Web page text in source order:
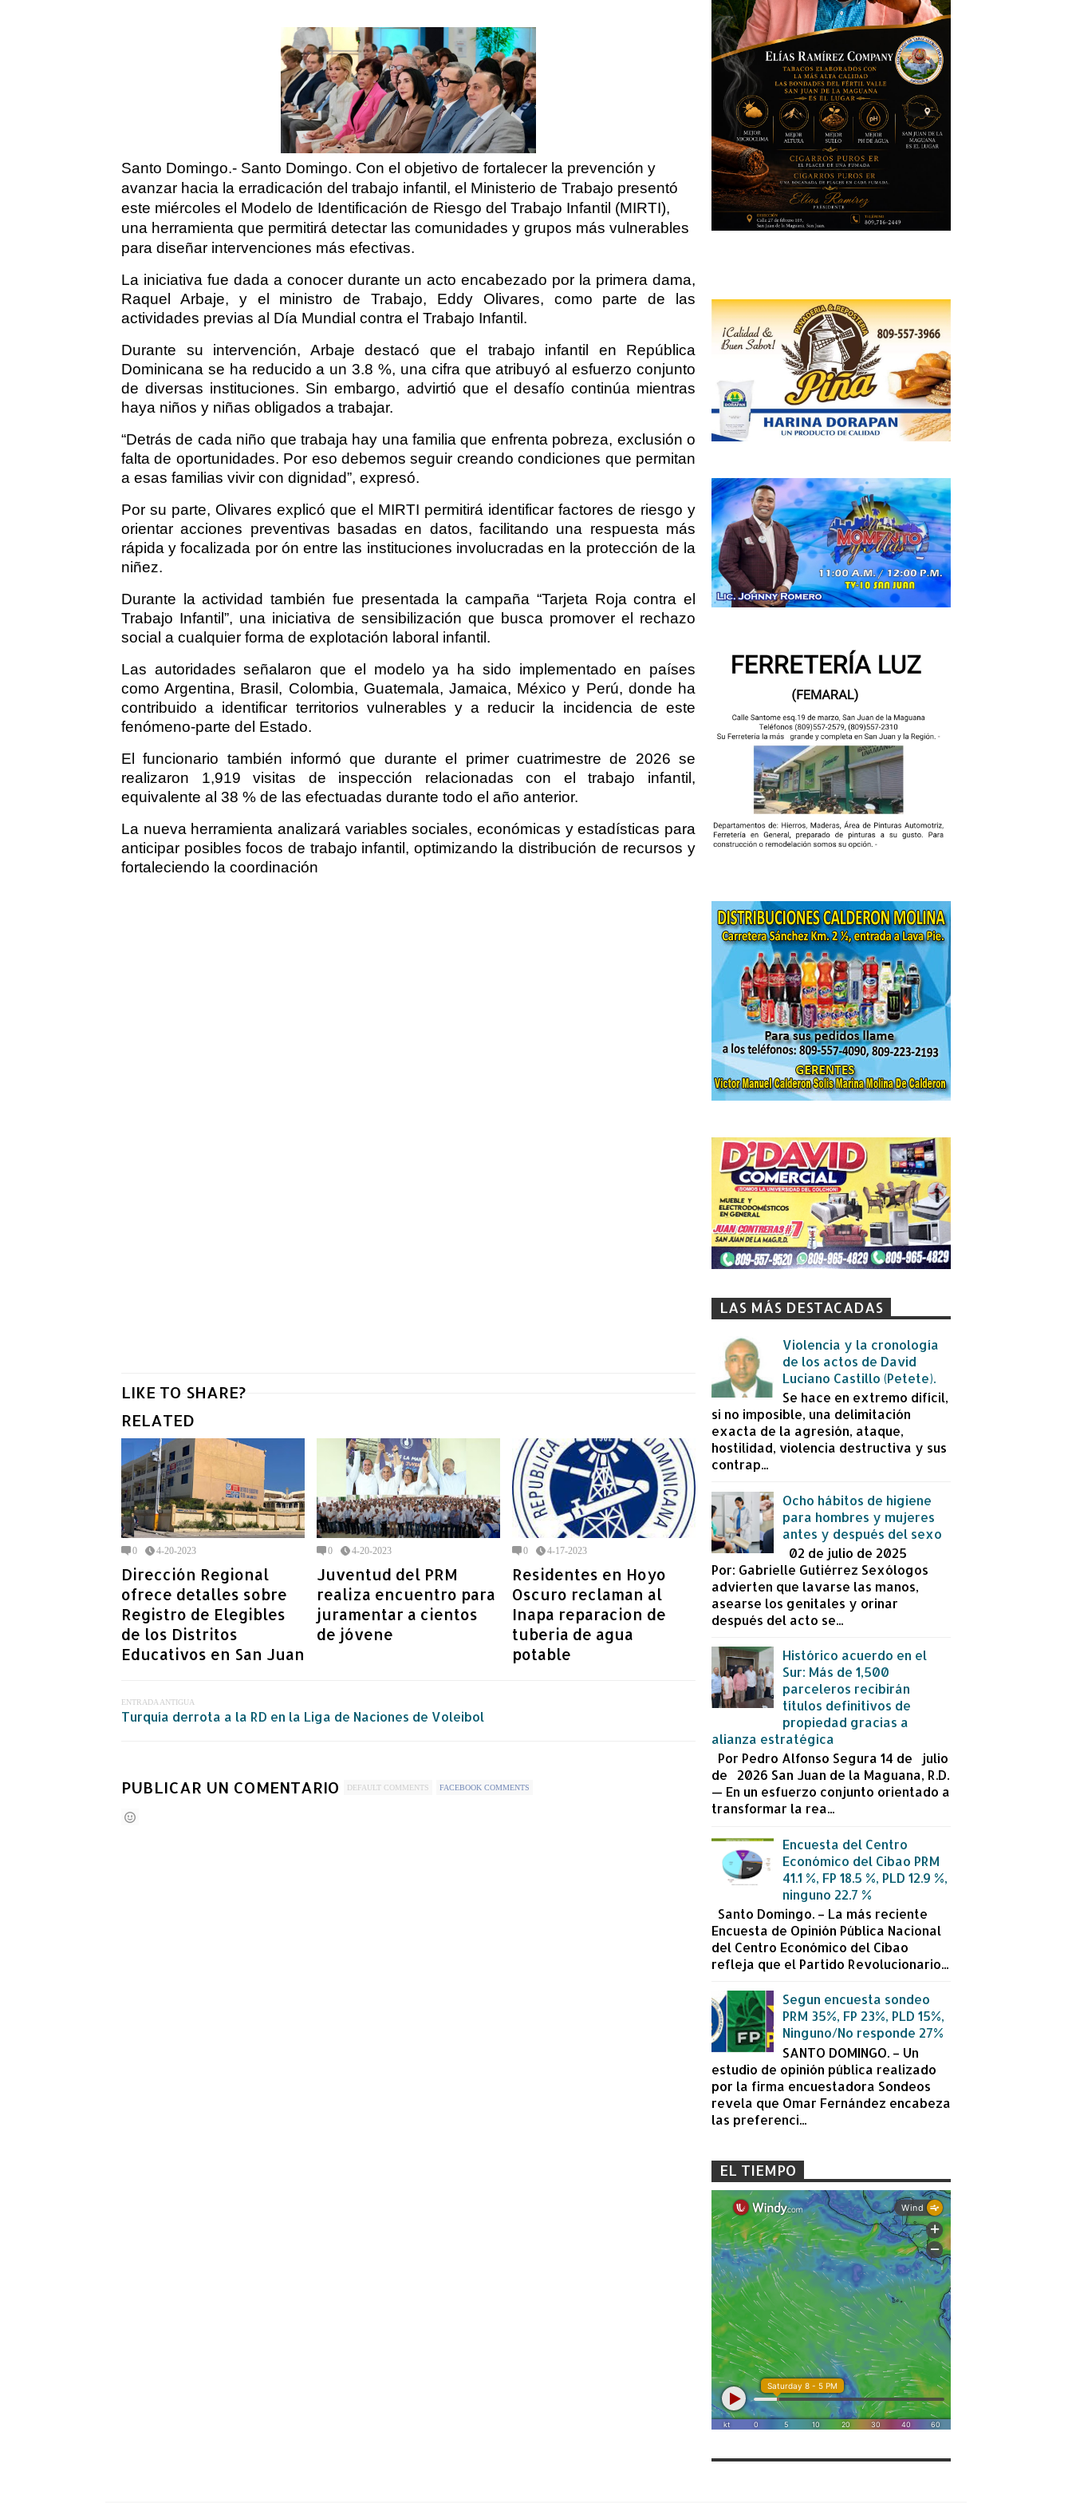
Santo Domingo.- Santo Domingo. Con el objetivo de fortalecer la prevención y
avanzar hacia la erradicación del trabajo infantil, el Ministerio de Trabajo presentó
este miércoles el Modelo de Identificación de Riesgo del Trabajo Infantil (MIRTI),
una herramienta que permitirá detectar las comunidades y grupos más vulnerables
para diseñar intervenciones más efectivas.
La iniciativa fue dada a conocer durante un acto encabezado por la primera dama,
Raquel Arbaje, y el ministro de Trabajo, Eddy Olivares, como parte de las
actividades previas al Día Mundial contra el Trabajo Infantil.
Durante su intervención, Arbaje destacó que el trabajo infantil en República
Dominicana se ha reducido a un 3.8 %, una cifra que atribuyó al esfuerzo conjunto
de diversas instituciones. Sin embargo, advirtió que el desafío continúa mientras
haya niños y niñas obligados a trabajar.
“Detrás de cada niño que trabaja hay una familia que enfrenta pobreza, exclusión o
falta de oportunidades. Por eso debemos seguir creando condiciones que permitan
a esas familias vivir con dignidad”, expresó.
Por su parte, Olivares explicó que el MIRTI permitirá identificar factores de riesgo y
orientar acciones preventivas basadas en datos, facilitando una respuesta más
rápida y focalizada por ón entre las instituciones involucradas en la protección de la
niñez.
Durante la actividad también fue presentada la campaña “Tarjeta Roja contra el
Trabajo Infantil”, una iniciativa de sensibilización que busca promover el rechazo
social a cualquier forma de explotación laboral infantil.
Las autoridades señalaron que el modelo ya ha sido implementado en países
como Argentina, Brasil, Colombia, Guatemala, Jamaica, México y Perú, donde ha
contribuido a identificar territorios vulnerables y a reducir la incidencia de este
fenómeno-parte del Estado.
El funcionario también informó que durante el primer cuatrimestre de 2026 se
realizaron 1,919 visitas de inspección relacionadas con el trabajo infantil,
equivalente al 38 % de las efectuadas durante todo el año anterior.
La nueva herramienta analizará variables sociales, económicas y estadísticas para
anticipar posibles focos de trabajo infantil, optimizando la distribución de recursos y
fortaleciendo la coordinación
LIKE TO SHARE?
RELATED
0 4-20-2023
Dirección Regional
ofrece detalles sobre
Registro de Elegibles
de los Distritos
Educativos en San Juan
0 4-20-2023
Juventud del PRM
realiza encuentro para
juramentar a cientos
de jóvene
0 4-17-2023
Residentes en Hoyo
Oscuro reclaman al
Inapa reparacion de
tuberia de agua
potable
ENTRADA ANTIGUA
Turquía derrota a la RD en la Liga de Naciones de Voleibol
PUBLICAR UN COMENTARIO DEFAULT COMMENTS FACEBOOK COMMENTS
LAS MÁS DESTACADAS
Violencia y la cronología
de los actos de David
Luciano Castillo (Petete).
Se hace en extremo difícil,
si no imposible, una delimitación
exacta de la agresión, ataque,
hostilidad, violencia destructiva y sus
contrap...
Ocho hábitos de higiene
para hombres y mujeres
antes y después del sexo
02 de julio de 2025
Por: Gabrielle Gutiérrez Sexólogos
advierten que lavarse las manos,
asearse los genitales y orinar
después del acto se...
Histórico acuerdo en el
Sur: Más de 1,500
parceleros recibirán
títulos definitivos de
propiedad gracias a
alianza estratégica
Por Pedro Alfonso Segura 14 de julio
de 2026 San Juan de la Maguana, R.D.
— En un esfuerzo conjunto orientado a
transformar la rea...
Encuesta del Centro
Económico del Cibao PRM
41.1 %, FP 18.5 %, PLD 12.9 %,
ninguno 22.7 %
Santo Domingo. – La más reciente
Encuesta de Opinión Pública Nacional
del Centro Económico del Cibao
refleja que el Partido Revolucionario...
Segun encuesta sondeo
PRM 35%, FP 23%, PLD 15%,
Ninguno/No responde 27%
SANTO DOMINGO. – Un
estudio de opinión pública realizado
por la firma encuestadora Sondeos
revela que Omar Fernández encabeza
las preferenci...
EL TIEMPO